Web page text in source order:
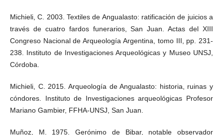
Michieli, C. 2003. Textiles de Angualasto: ratificación de juicios a
través de cuatro fardos funerarios, San Juan. Actas del XIII
Congreso Nacional de Arqueología Argentina, tomo III, pp. 231-
238. Instituto de Investigaciones Arqueológicas y Museo UNSJ,
Córdoba.
Michieli, C. 2015. Arqueología de Angualasto: historia, ruinas y
cóndores. Instituto de Investigaciones arqueológicas Profesor
Mariano Gambier, FFHA-UNSJ, San Juan.
Muñoz, M. 1975. Gerónimo de Bibar, notable observador